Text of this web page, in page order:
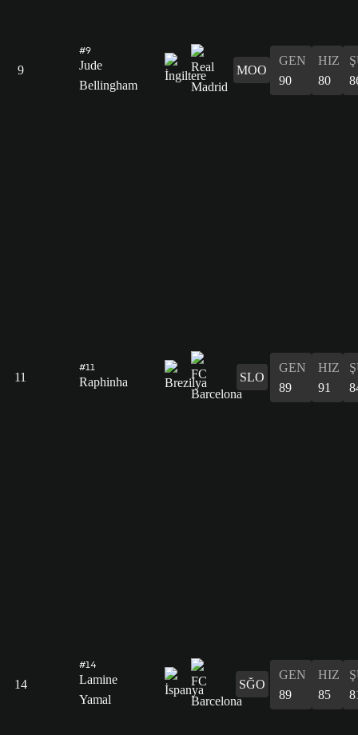
9
#9
Jude
Bellingham
MOO
GEN
90
HIZ
80
11
#11
Raphinha SLO
GEN
89
HIZ
91
14
#14
Lamine
Yamal
SĞO
GEN
89
HIZ
85